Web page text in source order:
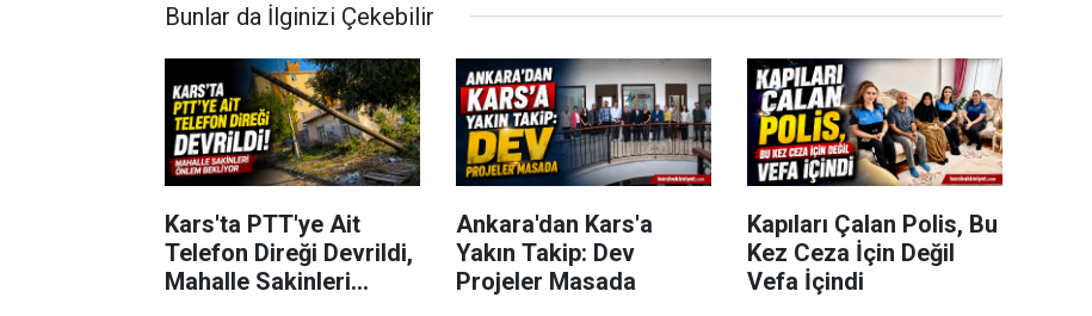
Bunlar da İlginizi Çekebilir
Kars'ta PTT'ye Ait
Telefon Direği Devrildi,
Mahalle Sakinleri
Ankara'dan Kars'a
Yakın Takip: Dev
Projeler Masada
Kapıları Çalan Polis, Bu
Kez Ceza İçin Değil
Vefa İçindi